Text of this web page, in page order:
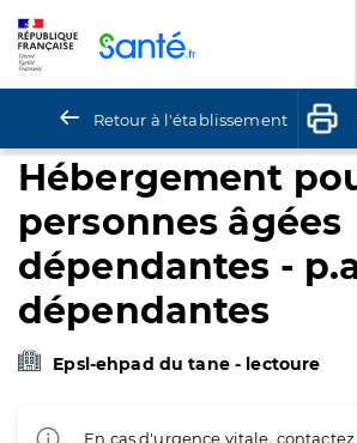
Retour à l'établissement
Hébergement
personnes âgées
dépendantes -
dépendantes
Epsl-ehpad du tane - lectoure
En cas d'urgence vitale, contactez